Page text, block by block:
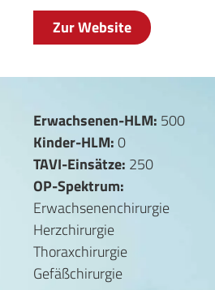
Zur Website
Erwachsenen-HLM: 500
Kinder-HLM:0
TAVI-Einsätze: 250
OP-Spektrum:
Erwachsenenchirurgie
Herzchirurgie
Thoraxchirurgie
Gefäßchirurgie